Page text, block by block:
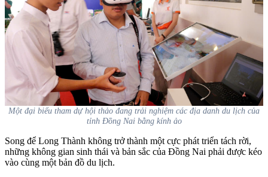
Một đại biểu tham dự hội thảo đang trải nghiệm các địa danh du lịch của
tỉnh Đồng Nai bằng kính ảo
Song để Long Thành không trở thành một cực phát triển tách rời,
những không gian sinh thái và bản sắc của Đồng Nai phải được kéo
vào cùng một bản đồ du lịch.